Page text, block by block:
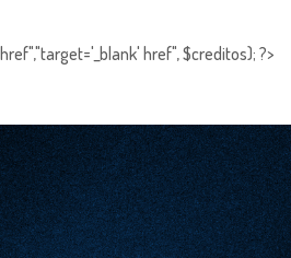
href", $creditos); ?>